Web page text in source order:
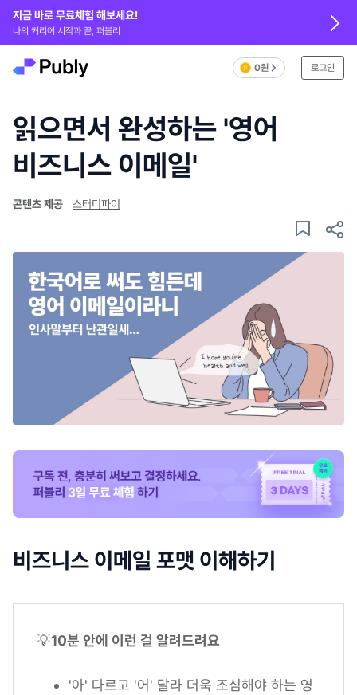
지금 바로 무료체험 해보세요!
나의 커리어 시작과 끝, 퍼블리
0원 로그인
읽으면서 완성하는 '영어
비즈니스 이메일'
콘텐츠 제공 스터디파이
비즈니스 이메일 포맷 이해하기
💡10분 안에 이런 걸 알려드려요
'아' 다르고 '어' 달라 더욱 조심해야 하는 영